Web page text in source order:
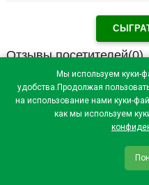
Мы используем куки-
удобства.Продолжая
на использование нами куки-
как мы используем
Отзывы посетителей(0)